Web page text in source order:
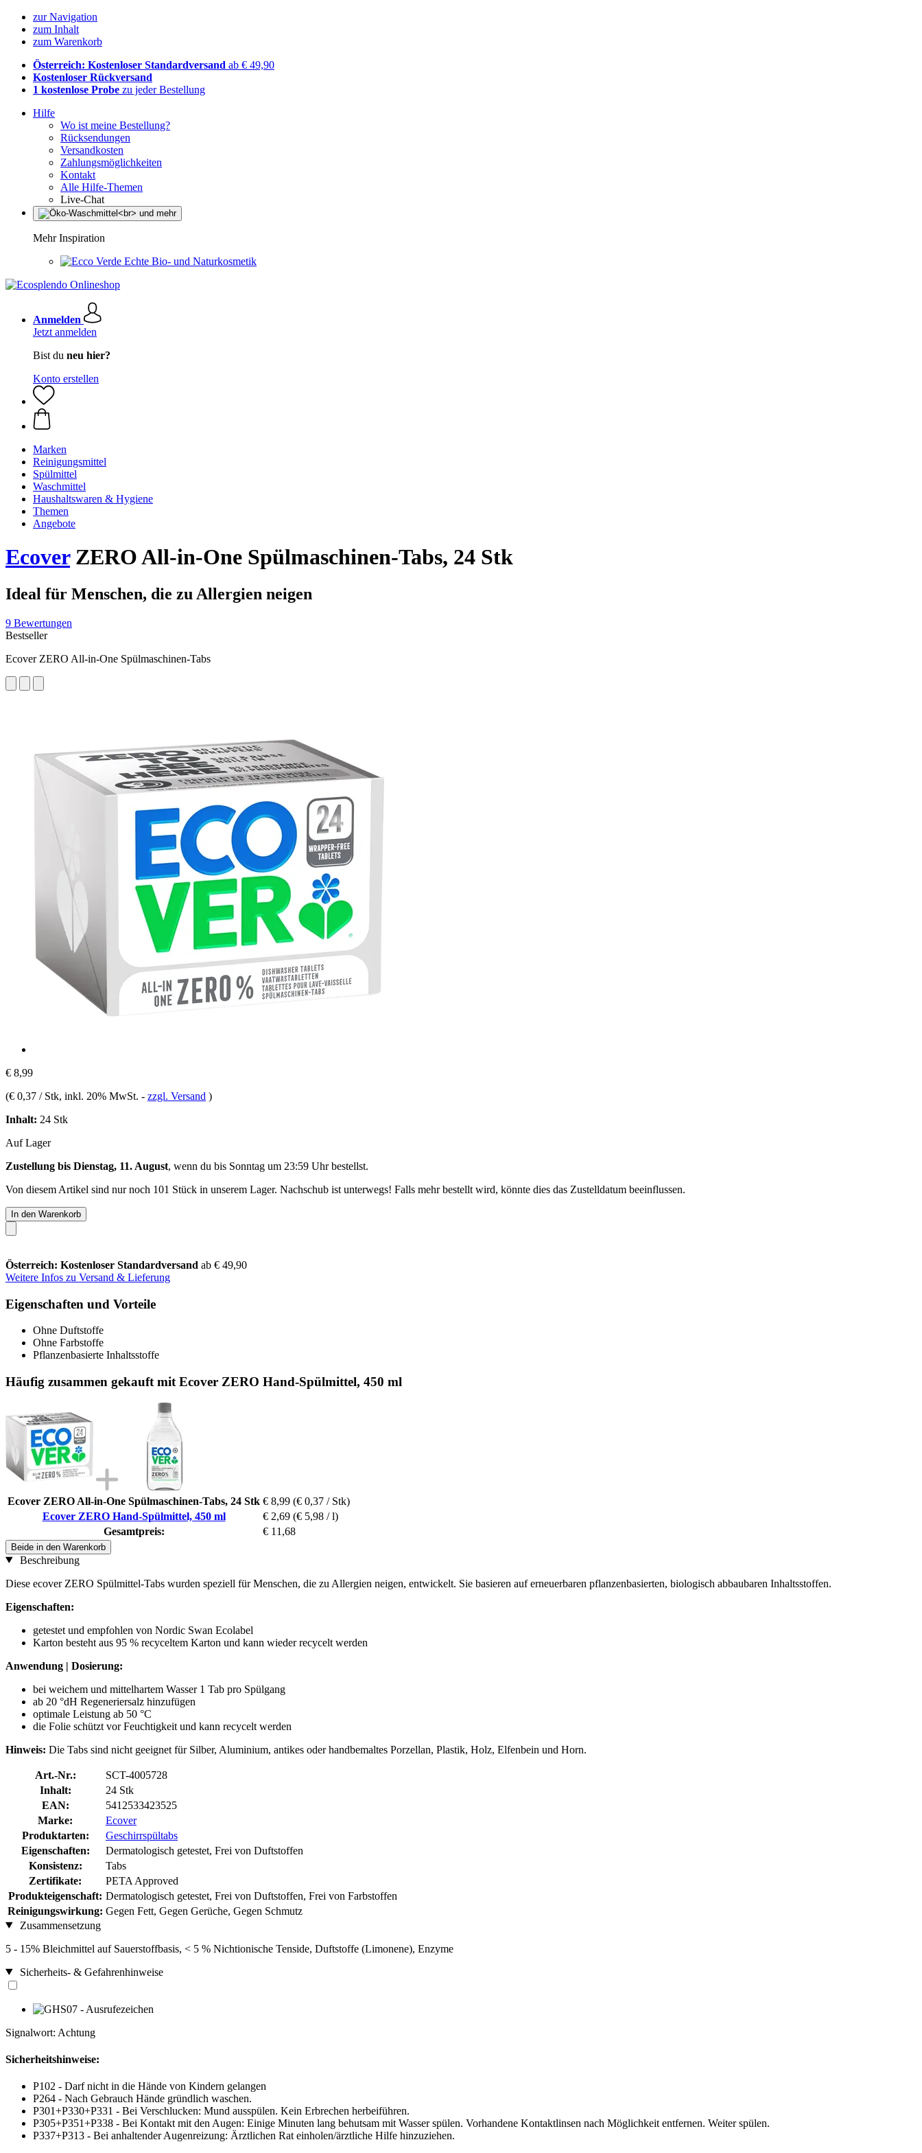
zur Navigation
zum Inhalt
zum Warenkorb
Österreich: Kostenloser Standardversand ab € 49,90
Kostenloser Rückversand
1 kostenlose Probe zu jeder Bestellung
Hilfe
Wo ist meine Bestellung?
Rücksendungen
Versandkosten
Zahlungsmöglichkeiten
Kontakt
Alle Hilfe-Themen
Live-Chat
Mehr Inspiration
Echte Bio- und Naturkosmetik
Anmelden
Jetzt anmelden
Bist du neu hier?
Konto erstellen
Marken
Reinigungsmittel
Spülmittel
Waschmittel
Haushaltswaren & Hygiene
Themen
Angebote
EcoverZERO All-in-One Spülmaschinen-Tabs, 24 Stk
Ideal für Menschen, die zu Allergien neigen
9 Bewertungen
Bestseller
Ecover ZERO All-in-One Spülmaschinen-Tabs
€ 8,99
(€ 0,37 / Stk, inkl. 20% MwSt. - zzgl. Versand )
Inhalt: 24 Stk
Auf Lager
Zustellung bis Dienstag, 11. August, wenn du bis Sonntag um 23:59 Uhrbestellst.
Von diesem Artikel sind nur noch 101 Stück in unserem Lager. Nachschub ist unterwegs! Falls mehr bestellt wird, könnte dies das Zustelldatum beeinflussen.
In den Warenkorb
Österreich: Kostenloser Standardversand ab € 49,90
Weitere Infos zu Versand & Lieferung
Eigenschaften und Vorteile
Ohne Duftstoffe
Ohne Farbstoffe
Pflanzenbasierte Inhaltsstoffe
Häufig zusammen gekauft mit Ecover ZERO Hand-Spülmittel, 450 ml
Ecover ZERO All-in-One Spülmaschinen-Tabs, 24 Stk € 8,99 (€ 0,37 / Stk)
Ecover ZERO Hand-Spülmittel, 450 ml
€ 2,69 (€ 5,98 / l)
Gesamtpreis:
€ 11,68
Beide in den Warenkorb
Beschreibung
Diese ecover ZERO Spülmittel-Tabs wurden speziell für Menschen, die zu Allergien neigen, entwickelt. Sie basieren auf erneuerbaren pflanzenbasierten, biologisch abbaubaren Inhaltsstoffen.
Eigenschaften:
getestet und empfohlen von Nordic Swan Ecolabel
Karton besteht aus 95 % recyceltem Karton und kann wieder recycelt werden
Anwendung | Dosierung:
bei weichem und mittelhartem Wasser 1 Tab pro Spülgang
ab 20 °dH Regeneriersalz hinzufügen
optimale Leistung ab 50 °C
die Folie schützt vor Feuchtigkeit und kann recycelt werden
Hinweis: Die Tabs sind nicht geeignet für Silber, Aluminium, antikes oder handbemaltes Porzellan, Plastik, Holz, Elfenbein und Horn.
Art.-Nr.:
SCT-4005728
Inhalt:
24 Stk
EAN:
5412533423525
Marke:
Ecover
Produktarten:
Geschirrspültabs
Eigenschaften:
Dermatologisch getestet, Frei von Duftstoffen
Konsistenz:
Tabs
Zertifikate:
PETA Approved
Produkteigenschaft: Dermatologisch getestet, Frei von Duftstoffen, Frei von Farbstoffen
Reinigungswirkung: Gegen Fett, Gegen Gerüche, Gegen Schmutz
Zusammensetzung
5 - 15% Bleichmittel auf Sauerstoffbasis, < 5 % Nichtionische Tenside, Duftstoffe (Limonene), Enzyme
Sicherheits- & Gefahrenhinweise
Signalwort: Achtung
Sicherheitshinweise:
P102 - Darf nicht in die Hände von Kindern gelangen
P264 - Nach Gebrauch Hände gründlich waschen.
P301+P330+P331 - Bei Verschlucken: Mund ausspülen. Kein Erbrechen herbeiführen.
P305+P351+P338 - Bei Kontakt mit den Augen: Einige Minuten lang behutsam mit Wasser spülen. Vorhandene Kontaktlinsen nach Möglichkeit entfernen. Weiter spülen.
P337+P313 - Bei anhaltender Augenreizung: Ärztlichen Rat einholen/ärztliche Hilfe hinzuziehen.